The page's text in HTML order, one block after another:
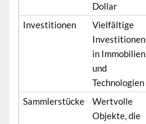
Dollar
Investitionen
Vielfältige
Investitionen
in Immobilien
und
Technologien
Sammlerstücke
Wertvolle
Objekte, die